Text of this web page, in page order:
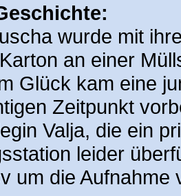
wurde mit
an einer
Glück kam eine
Zeitpunkt
Valja, die ein
leider
um die